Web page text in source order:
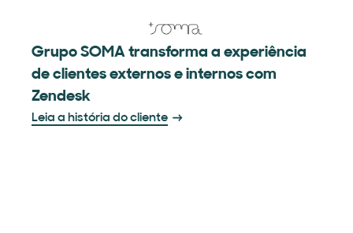
Grupo SOMA transforma a experiência
de clientes externos e internos com
Zendesk
Leia a história do cliente